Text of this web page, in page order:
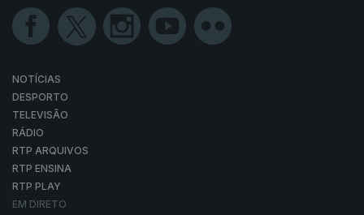
NOTÍCIAS
DESPORTO
TELEVISÃO
RÁDIO
RTP ARQUIVOS
RTP ENSINA
RTP PLAY
EM DIRETO